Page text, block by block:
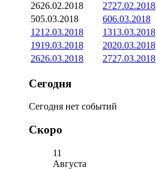
2626.02.2018 2727.02.2018
505.03.2018 606.03.2018
1212.03.2018 1313.03.2018
1919.03.2018 2020.03.2018
2626.03.2018 2727.03.2018
Сегодня
Сегодня нет событий
Скоро
11
Августа